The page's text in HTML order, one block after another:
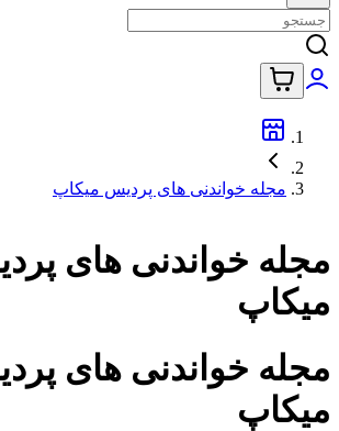
مجله خواندنی های پردیس میکاپ
مجله خواندنی های
میکاپ
مجله خواندنی های
میکاپ